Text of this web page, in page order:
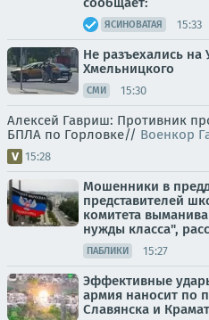
ЯСИНОВАТАЯ 15:33
Не разъехались на
Хмельницкого
СМИ 15:30
Алексей Гавриш: Противник
БПЛА по Горловке// Военкор
15:28
Мошенники в
представителей
комитета
нужды класса",
ПАБЛИКИ 15:27
Эффективные
армия наносит по
Славянска и